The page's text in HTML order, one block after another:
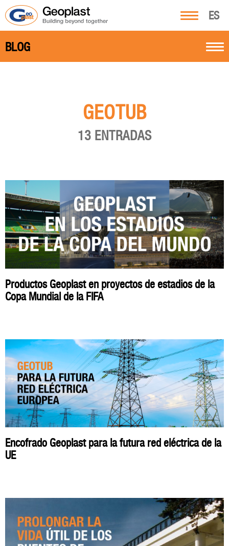
ES
BLOG
GEOTUB
13 ENTRADAS
Productos Geoplast en proyectos de estadios de la
Copa Mundial de la FIFA
Encofrado Geoplast para la futura red eléctrica de la
UE